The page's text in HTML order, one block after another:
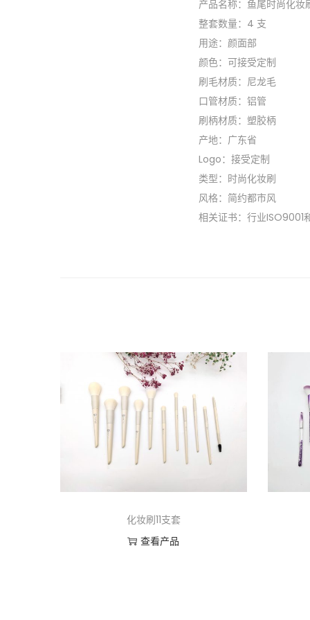
产品名称：鱼尾时尚化妆
整套数量：4 支
用途：颜面部
颜色：可接受定制
刷毛材质：尼龙毛
口管材质：铝管
刷柄材质：塑胶柄
产地：广东省
Logo：接受定制
类型：时尚化妆刷
风格：简约都市风
相关证书：行业ISO9001
化妆刷11支套
查看产品